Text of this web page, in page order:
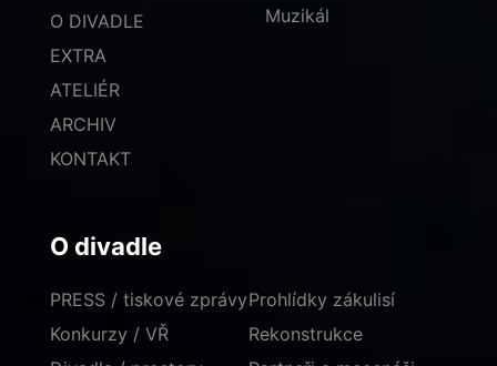
O DIVADLE
EXTRA
ATELIÉR
ARCHIV
KONTAKT
Muzikál
O divadle
PRESS / tiskové zprávy
Konkurzy / VŘ
Prohlídky zákulisí
Rekonstrukce